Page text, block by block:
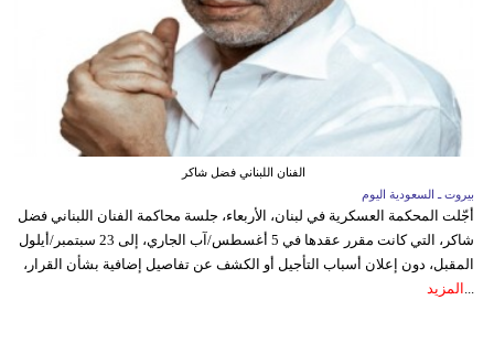
الفنان اللبناني فضل شاكر
بيروت ـ السعودية اليوم
أجّلت المحكمة العسكرية في لبنان، الأربعاء، جلسة محاكمة الفنان اللبناني فضل
شاكر، التي كانت مقرر عقدها في 5 أغسطس/آب الجاري، إلى 23 سبتمبر/أيلول
المقبل، دون إعلان أسباب التأجيل أو الكشف عن تفاصيل إضافية بشأن القرار،
المزيد